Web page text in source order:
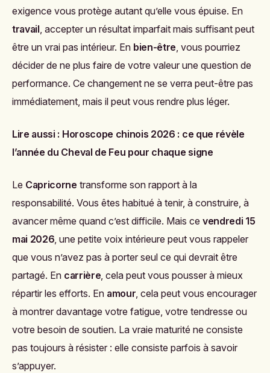
exigence vous protège autant qu’elle vous épuise. En
travail, accepter un résultat imparfait mais suffisant peut
être un vrai pas intérieur. En bien-être, vous pourriez
décider de ne plus faire de votre valeur une question de
performance. Ce changement ne se verra peut-être pas
immédiatement, mais il peut vous rendre plus léger.
Lire aussi : Horoscope chinois 2026 : ce que révèle
l’année du Cheval de Feu pour chaque signe
Le Capricorne transforme son rapport à la
responsabilité. Vous êtes habitué à tenir, à construire, à
avancer même quand c’est difficile. Mais ce vendredi 15
mai 2026, une petite voix intérieure peut vous rappeler
que vous n’avez pas à porter seul ce qui devrait être
partagé. En carrière, cela peut vous pousser à mieux
répartir les efforts. En amour, cela peut vous encourager
à montrer davantage votre fatigue, votre tendresse ou
votre besoin de soutien. La vraie maturité ne consiste
pas toujours à résister : elle consiste parfois à savoir
s’appuyer.